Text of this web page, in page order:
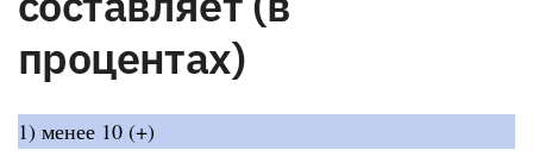
процентах)
1) менее 10 (+)